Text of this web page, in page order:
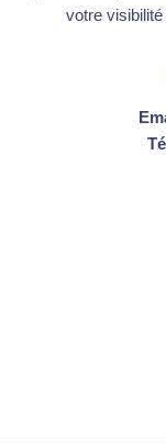
votre